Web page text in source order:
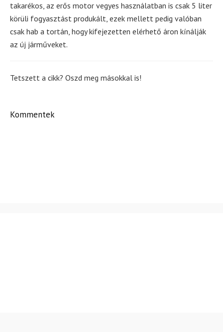
takarékos, az erős motor vegyes használatban is csak 5 liter
körüli fogyasztást produkált, ezek mellett pedig valóban
csak hab a tortán, hogy kifejezetten elérhető áron kínálják
az új járműveket.
Tetszett a cikk? Oszd meg másokkal is!
Kommentek